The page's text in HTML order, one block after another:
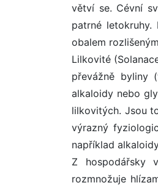
větví se. Cévní
patrné
obalem
Lilkovité
převážně byliny
alkaloidy nebo
lilkovitých. Jsou
výrazný
například
Z hospodářsky
rozmnožuje